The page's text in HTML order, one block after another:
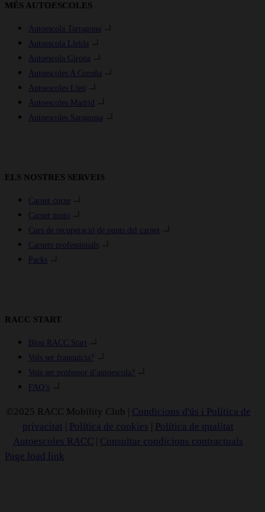
MÉS AUTOESCOLES
Autoescola Tarragona
Autoescola Lleida
Autoescola Girona
Autoescoles A Coruña
Autoescoles Lleó
Autoescoles Madrid
Autoescoles Saragossa
ELS NOSTRES SERVEIS
Carnet cotxe
Carnet moto
Curs de recuperació de punts del carnet
Carnets professionals
Packs
RACC START
Blog RACC Start
Vols ser franquícia?
Vols ser professor d’autoescola?
FAQ’s
©2025 RACC Mobility Club | Condicions d'ús i Política de
privacitat
Política de cookies
Política de qualitat
Autoescoles RACC
Consultar condicions contractuals
Page load link